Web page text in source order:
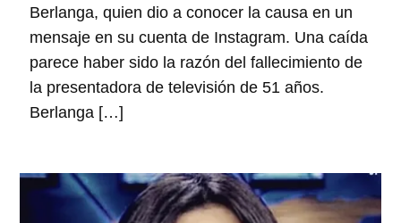
Berlanga, quien dio a conocer la causa en un
mensaje en su cuenta de Instagram. Una caída
parece haber sido la razón del fallecimiento de
la presentadora de televisión de 51 años.
Berlanga […]